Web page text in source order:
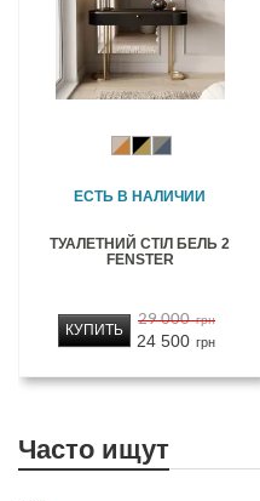
ЕСТЬ В НАЛИЧИИ
ТУАЛЕТНИЙ СТІЛ БЕЛЬ 2
FENSTER
29 000 грн
24 500 грн
КУПИТЬ
Часто ищут